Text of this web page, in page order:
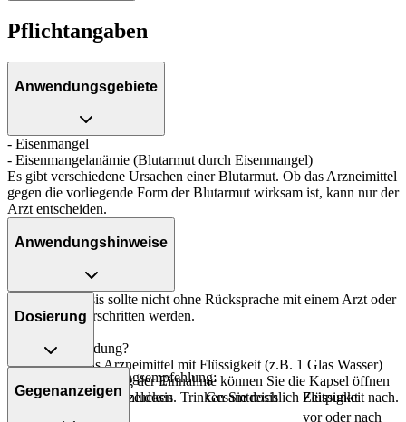
Pflichtangaben
Anwendungsgebiete
- Eisenmangel
- Eisenmangelanämie (Blutarmut durch Eisenmangel)
Es gibt verschiedene Ursachen einer Blutarmut. Ob das Arzneimittel
gegen die vorliegende Form der Blutarmut wirksam ist, kann nur der
Arzt entscheiden.
Anwendungshinweise
Die Gesamtdosis sollte nicht ohne Rücksprache mit einem Arzt oder
Apotheker überschritten werden.
Art der Anwendung?
Nehmen Sie das Arzneimittel mit Flüssigkeit (z.B. 1 Glas Wasser)
ein. Zur Erleichterung der Einnahme können Sie die Kapsel öffnen
und nur den Inhalt schlucken. Trinken Sie reichlich Flüssigkeit nach.
Dosierung
Allgemeine Dosierungsempfehlung:
Personenkreis
Einzeldosis Gesamtdosis
Zeitpunkt
vor oder nach
Gegenanzeigen